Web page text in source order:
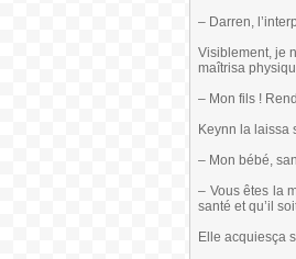
– Darren,
Visiblement, je
maîtrisa
– Mon fils !
Keynn la laissa
– Mon bébé,
– Vous êtes la
santé et qu’il
Elle acquiesça